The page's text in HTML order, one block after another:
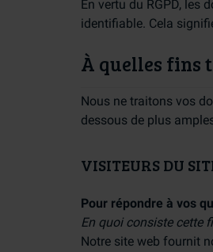
En vertu du RGPD, les
identifiable. Cela
À quelles fins
Nous ne traitons vos
dessous de plus
VISITEURS DU
Pour répondre à vos
En quoi consiste cette
Notre site web fournit